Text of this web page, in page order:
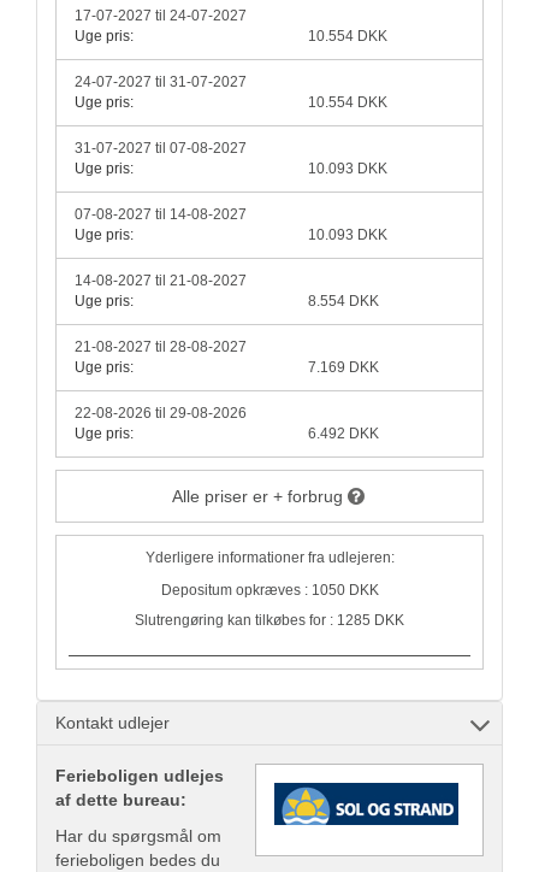
17-07-2027 til 24-07-2027
Uge pris:
10.554 DKK
24-07-2027 til 31-07-2027
Uge pris:
10.554 DKK
31-07-2027 til 07-08-2027
Uge pris:
10.093 DKK
07-08-2027 til 14-08-2027
Uge pris:
10.093 DKK
14-08-2027 til 21-08-2027
Uge pris:
8.554 DKK
21-08-2027 til 28-08-2027
Uge pris:
7.169 DKK
22-08-2026 til 29-08-2026
Uge pris:
6.492 DKK
Alle priser er + forbrug
Yderligere informationer fra udlejeren:
Depositum opkræves : 1050 DKK
Slutrengøring kan tilkøbes for : 1285 DKK
Kontakt udlejer
Ferieboligen udlejes
af dette bureau:
Har du spørgsmål om
ferieboligen bedes du